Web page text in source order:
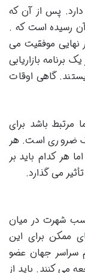
پس از آن که
رسیده است که .
نهایی موفقیت می
برنامه بازاریابی
گاهی اوقات
باشد برای
ضروری است. هر
هر کدام باید بر
می گذارد.
شهرت در میان
ممکن برای این
نفر از مردم سراسر جهان عضو
می کنند. باید از